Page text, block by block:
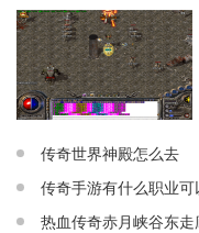
传奇世界神殿怎么去
传奇手游有什么职业可
热血传奇赤月峡谷东走